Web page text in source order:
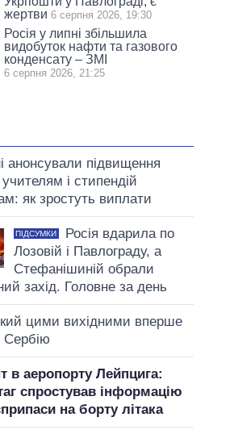
жертви 6 серпня 2026, 19:30
Росія у липні збільшила
видобуток нафти та газового
конденсату – ЗМІ
6 серпня 2026, 21:25
анонсували підвищення
і стипендій
як зростуть виплати
ПІДСУМКИ
Росія вдарила по
Лозовій і Павлограду, а
Стефанішиній обрали
захід. Головне за день
цими вихідними вперше
Сербію
в аеропорту Лейпцига:
спростував інформацію
на борту літака